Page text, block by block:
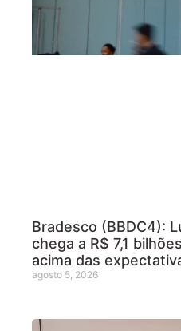
Bradesco (BBDC4):
chega a R$ 7,1
acima das
agosto 5, 2026